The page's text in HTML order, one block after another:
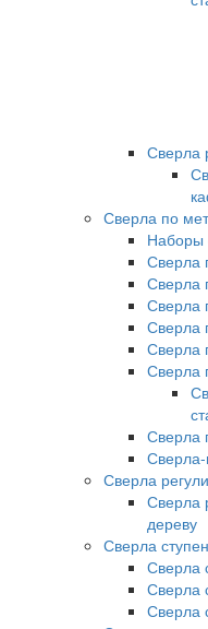
Сверла
Сверла по
Наборы
Сверла
Сверла
Сверла
Сверла
Сверла
Сверла
Сверла
Сверла-
Сверла
Сверла
дереву
Сверла
Сверла
Сверла
Сверла